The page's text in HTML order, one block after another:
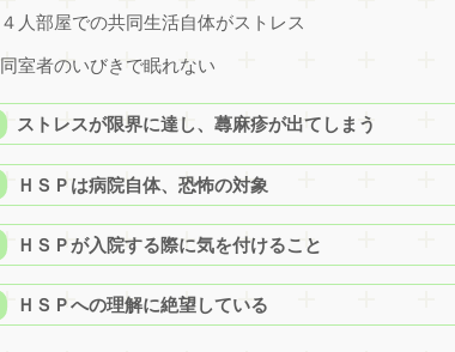
４人部屋での共同生活自体がストレス
同室者のいびきで眠れない
ストレスが限界に達し、蕁麻疹が出てしまう
ＨＳＰは病院自体、恐怖の対象
ＨＳＰが入院する際に気を付けること
ＨＳＰへの理解に絶望している